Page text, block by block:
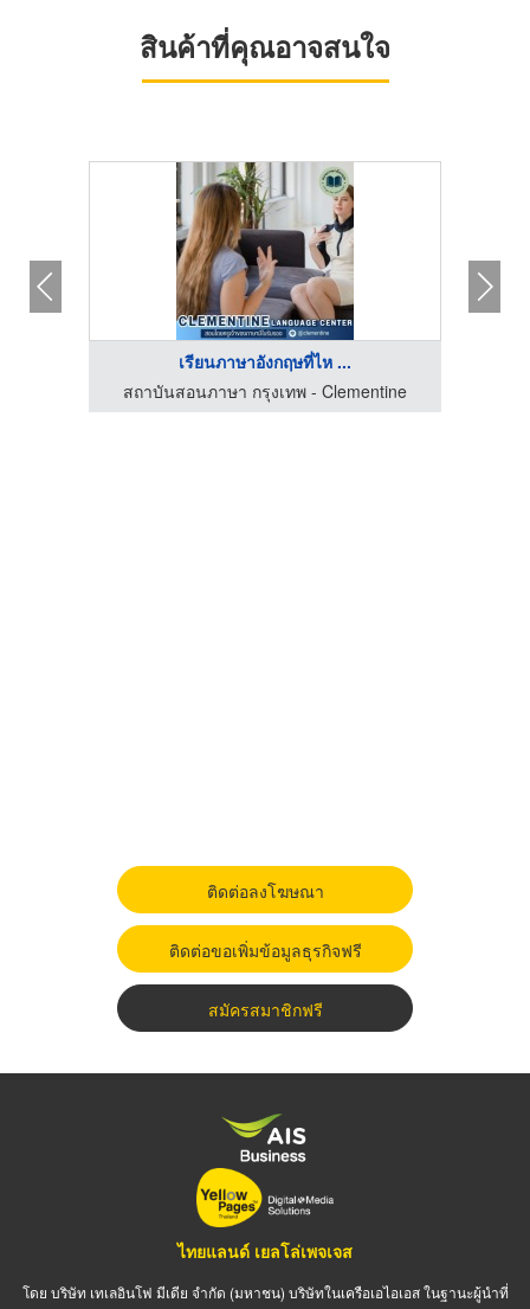
สินค้าที่คุณอาจสนใจ
เรียนภาษาอังกฤษที่ไห ...
สถาบันสอนภาษา กรุงเทพ - Clementine
ติดต่อลงโฆษณา
ติดต่อขอเพิ่มข้อมูลธุรกิจฟรี
สมัครสมาชิกฟรี
ไทยแลนด์ เยลโล่เพจเจส
โดย บริษัท เทเลอินโฟ มีเดีย จำกัด (มหาชน) บริษัทในเครือเอไอเอส ในฐานะผู้นำที่